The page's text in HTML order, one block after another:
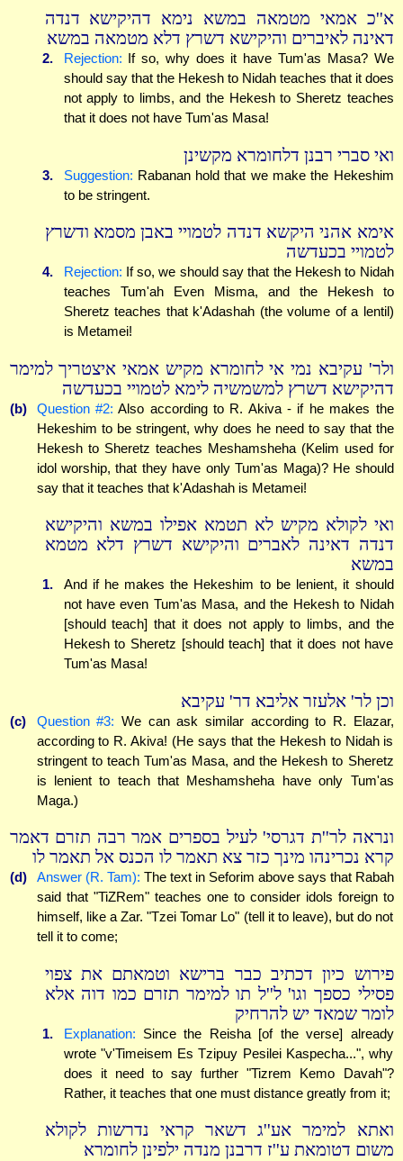
א''כ אמאי מטמאה במשא נימא דהיקישא דנדה
דאינה לאיברים והיקישא דשרץ דלא מטמאה במשא
2. Rejection: If so, why does it have Tum'as Masa? We
should say that the Hekesh to Nidah teaches that it does
not apply to limbs, and the Hekesh to Sheretz teaches
that it does not have Tum'as Masa!
ואי סברי רבנן דלחומרא מקשינן
3. Suggestion: Rabanan hold that we make the Hekeshim
to be stringent.
אימא אהני היקשא דנדה לטמויי באבן מסמא ודשרץ
לטמויי בכעדשה
4. Rejection: If so, we should say that the Hekesh to Nidah
teaches Tum'ah Even Misma, and the Hekesh to
Sheretz teaches that k'Adashah (the volume of a lentil)
is Metamei!
ולר' עקיבא נמי אי לחומרא מקיש אמאי איצטריך למימר
דהיקישא דשרץ למשמשיה לימא לטמויי בכעדשה
(b) Question #2: Also according to R. Akiva - if he makes the
Hekeshim to be stringent, why does he need to say that the
Hekesh to Sheretz teaches Meshamsheha (Kelim used for
idol worship, that they have only Tum'as Maga)? He should
say that it teaches that k'Adashah is Metamei!
ואי לקולא מקיש לא תטמא אפילו במשא והיקישא
דנדה דאינה לאברים והיקישא דשרץ דלא מטמא
במשא
1.
And if he makes the Hekeshim to be lenient, it should
not have even Tum'as Masa, and the Hekesh to Nidah
[should teach] that it does not apply to limbs, and the
Hekesh to Sheretz [should teach] that it does not have
Tum'as Masa!
וכן לר' אלעזר אליבא דר' עקיבא
(c) Question #3: We can ask similar according to R. Elazar,
according to R. Akiva! (He says that the Hekesh to Nidah is
stringent to teach Tum'as Masa, and the Hekesh to Sheretz
is lenient to teach that Meshamsheha have only Tum'as
Maga.)
ונראה לר''ת דגרסי' לעיל בספרים אמר רבה תזרם דאמר
קרא נכרינהו מינך כזר צא תאמר לו הכנס אל תאמר לו
(d) Answer (R. Tam): The text in Seforim above says that Rabah
said that "TiZRem" teaches one to consider idols foreign to
himself, like a Zar. "Tzei Tomar Lo" (tell it to leave), but do not
tell it to come;
פירוש כיון דכתיב כבר ברישא וטמאתם את צפוי
פסילי כספך וגו' ל''ל תו למימר תזרם כמו דוה אלא
לומר שמאד יש להרחיק
1. Explanation: Since the Reisha [of the verse] already
wrote "v'Timeisem Es Tzipuy Pesilei Kaspecha...", why
does it need to say further "Tizrem Kemo Davah"?
Rather, it teaches that one must distance greatly from it;
ואתא למימר אע''ג דשאר קראי נדרשות לקולא
משום דטומאת ע''ז דרבנן מנדה ילפינן לחומרא